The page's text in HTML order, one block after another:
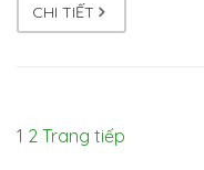
CHI TIẾT
1 2 Trang tiếp